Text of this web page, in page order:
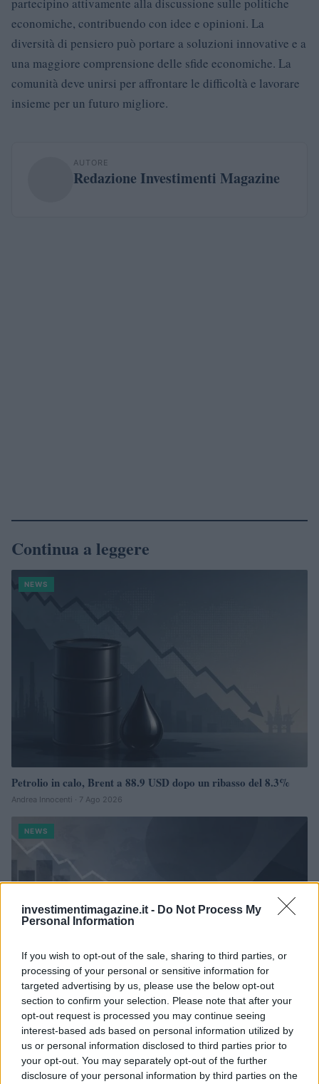
investimentimagazine.it - Do Not Process My
Personal Information
If you wish to opt-out of the sale, sharing to third parties, or
processing of your personal or sensitive information for
targeted advertising by us, please use the below opt-out
section to confirm your selection. Please note that after your
opt-out request is processed you may continue seeing
interest-based ads based on personal information utilized by
us or personal information disclosed to third parties prior to
your opt-out. You may separately opt-out of the further
disclosure of your personal information by third parties on the
economiche, contribuendo con idee e opinioni. La
diversità di pensiero può portare a soluzioni innovative e a
una maggiore comprensione delle sfide economiche. La
comunità deve unirsi per affrontare le difficoltà e lavorare
insieme per un futuro migliore.
AUTORE
Redazione Investimenti Magazine
Continua a leggere
NEWS
Petrolio in calo, Brent a 88.9 USD dopo un ribasso del 8.3%
Andrea Innocenti · 7 Ago 2026
NEWS
Petrolio in calo: Brent a 88.9 dollari, ribassi diffusi tra le
materie prime
Andrea Innocenti · 6 Ago 2026